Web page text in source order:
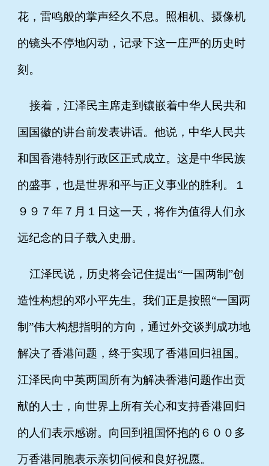
花，雷鸣般的掌声经久不息。照相机、摄像机
的镜头不停地闪动，记录下这一庄严的历史时
刻。
接着，江泽民主席走到镶嵌着中华人民共和
国国徽的讲台前发表讲话。他说，中华人民共
和国香港特别行政区正式成立。这是中华民族
的盛事，也是世界和平与正义事业的胜利。１
９９７年７月１日这一天，将作为值得人们永
远纪念的日子载入史册。
江泽民说，历史将会记住提出“一国两制”创
造性构想的邓小平先生。我们正是按照“一国两
制”伟大构想指明的方向，通过外交谈判成功地
解决了香港问题，终于实现了香港回归祖国。
江泽民向中英两国所有为解决香港问题作出贡
献的人士，向世界上所有关心和支持香港回归
的人们表示感谢。向回到祖国怀抱的６００多
万香港同胞表示亲切问候和良好祝愿。